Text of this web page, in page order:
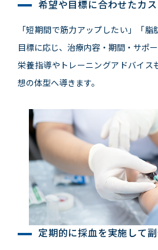
希望や目標に合わせたカ
「短期間で筋力アップしたい」「
目標に応じ、治療内容・期間・サポ
栄養指導やトレーニングアドバイス
想の体型へ導きます。
定期的に採血を実施して